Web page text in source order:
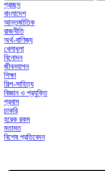
প্রচ্ছদ
বাংলাদেশ
আন্তর্জাতিক
রাজনীতি
অর্থ-বাণিজ্য
খেলাধুলা
বিনোদন
জীবনযাপন
শিক্ষা
শিল্প-সাহিত্য
বিজ্ঞান ও প্রযুক্তি
প্রবাস
চাকরি
হরেক রকম
মতামত
বিশেষ প্রতিবেদন